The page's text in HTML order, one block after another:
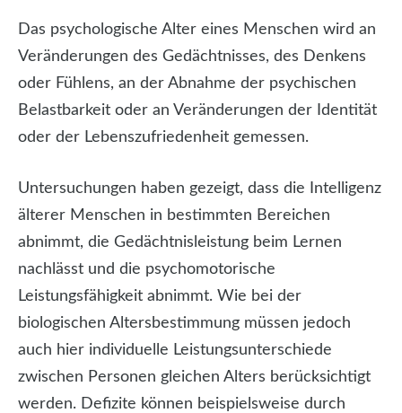
Das psychologische Alter eines Menschen wird an
Veränderungen des Gedächtnisses, des Denkens
oder Fühlens, an der Abnahme der psychischen
Belastbarkeit oder an Veränderungen der Identität
oder der Lebenszufriedenheit gemessen.
Untersuchungen haben gezeigt, dass die Intelligenz
älterer Menschen in bestimmten Bereichen
abnimmt, die Gedächtnisleistung beim Lernen
nachlässt und die psychomotorische
Leistungsfähigkeit abnimmt. Wie bei der
biologischen Altersbestimmung müssen jedoch
auch hier individuelle Leistungsunterschiede
zwischen Personen gleichen Alters berücksichtigt
werden. Defizite können beispielsweise durch